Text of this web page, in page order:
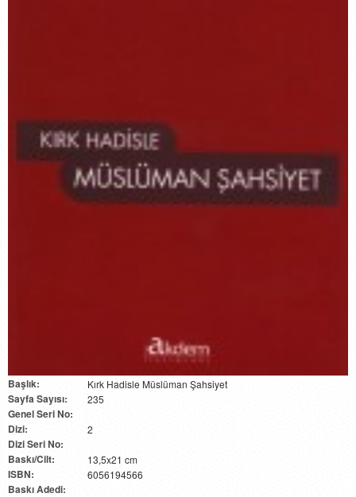
Başlık: Kırk Hadisle Müslüman Şahsiyet
Sayfa Sayısı: 235
Genel Seri No:
Dizi:
2
Dizi Seri No:
Baskı/Cilt:
13,5x21 cm
ISBN: 6056194566
Baskı Adedi: